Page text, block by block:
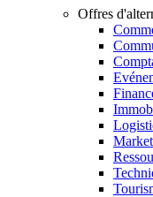
Offres